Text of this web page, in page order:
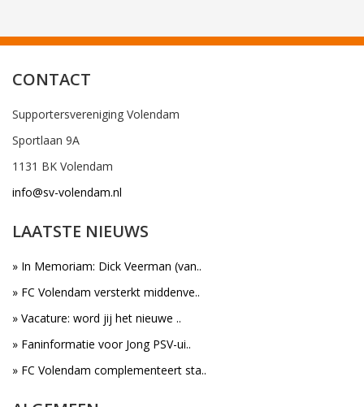
CONTACT
Supportersvereniging Volendam
Sportlaan 9A
1131 BK Volendam
info@sv-volendam.nl
LAATSTE NIEUWS
» In Memoriam: Dick Veerman (van..
» FC Volendam versterkt middenve..
» Vacature: word jij het nieuwe ..
» Faninformatie voor Jong PSV-ui..
» FC Volendam complementeert sta..